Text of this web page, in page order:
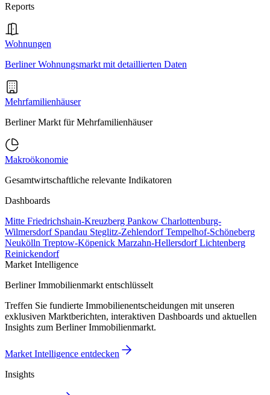
Reports
Wohnungen
Berliner Wohnungsmarkt mit detaillierten Daten
Mehrfamilienhäuser
Berliner Markt für Mehrfamilienhäuser
Makroökonomie
Gesamtwirtschaftliche relevante Indikatoren
Dashboards
Mitte Friedrichshain-Kreuzberg Pankow Charlottenburg-
Wilmersdorf Spandau Steglitz-ZehlendorfTempelhof-Schöneberg
Neukölln Treptow-Köpenick Marzahn-HellersdorfLichtenberg
Reinickendorf
Market Intelligence
Berliner Immobilienmarkt entschlüsselt
Treffen Sie fundierte Immobilienentscheidungen mit unseren
exklusiven Marktberichten, interaktiven Dashboards und aktuellen
Insights zum Berliner Immobilienmarkt.
Market Intelligence entdecken
Insights